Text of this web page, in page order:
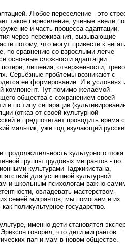
Любое переселение - это
такое переселение, учёные ввели
и часть процесса адаптации.
через переживания, вызывающие
потому, что могут привести к
по сравнению со взрослыми легче
основные сложности адаптации:
лишения, отверженности,
Серьёзные проблемы возникают с
её формирование. И в условиях
компонент. Тут помимо желаемой
общества с сохранением своей
и по типу сепарации
(отказ от своей культурной
и предпочитает проводить время
мальчик, уже год изучающий
культурного шока.
группы трудовых мигрантов - по
культурами Таджикистана,
для успешной культурной
и школьным психологам важно
овладевать мастерством
семей мигрантов, мы помогаем и их
поликультурное государство.
именно дети становятся
говорил, что дети мигрантов
пап и мам в новом обществе.